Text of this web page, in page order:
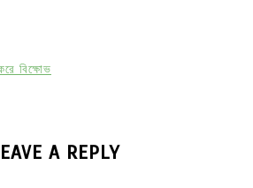
বিক্ষোভ
A REPLY